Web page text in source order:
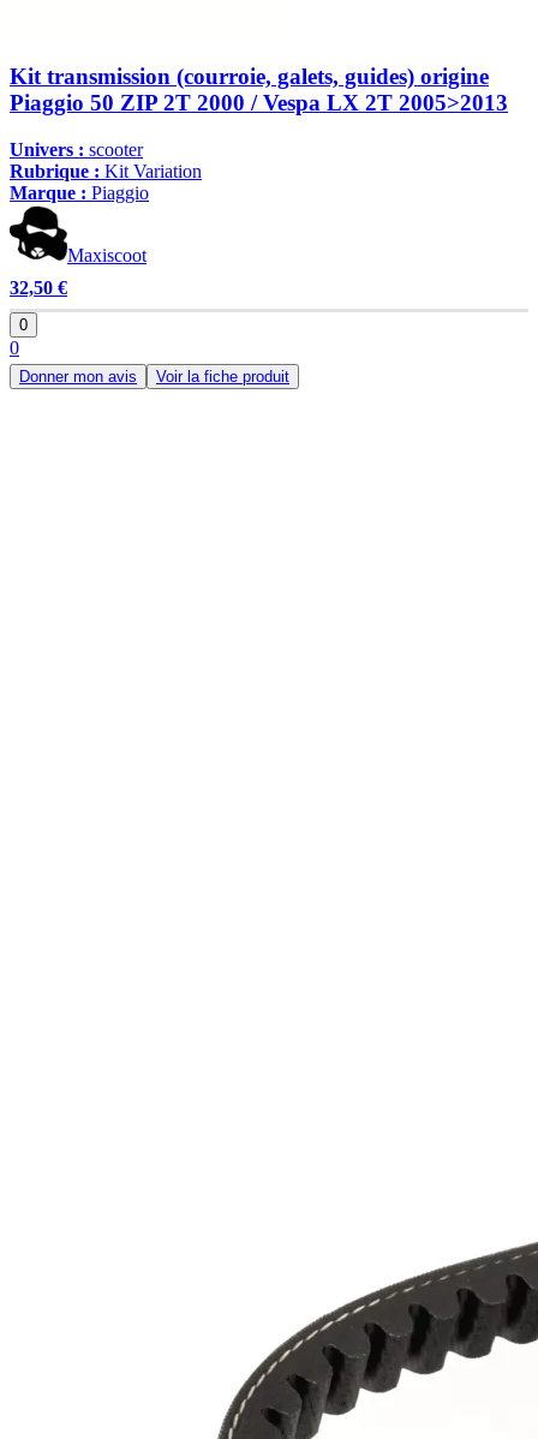
Kit transmission (courroie, galets, guides) origine
Piaggio 50 ZIP 2T 2000 / Vespa LX 2T 2005>2013
Univers : scooter
Rubrique : Kit Variation
Marque : Piaggio
Maxiscoot
32,50 €
0
0
Donner mon avis Voir la fiche produit